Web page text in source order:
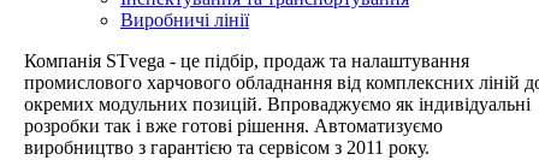
Виробничі лінії
Компанія STvega - це підбір, продаж та налаштування
промислового харчового обладнання від комплексних ліній
окремих модульних позицій. Впроваджуємо як індивідуальні
розробки так і вже готові рішення. Автоматизуємо
виробництво з гарантією та сервісом з 2011 року.